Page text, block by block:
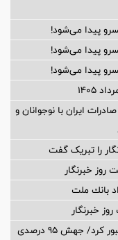
پیدا می‌شود!
پیدا می‌شود!
پیدا می‌شود!
ایران با نوجوانان و
را تبریک گفت
روز خبرنگار
خبرنگار
درآمدهای عملیاتی بانك ملت از 160 همت عبور كرد/ جهش 95 درصدی